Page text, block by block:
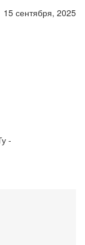
15 сентября, 2025
-